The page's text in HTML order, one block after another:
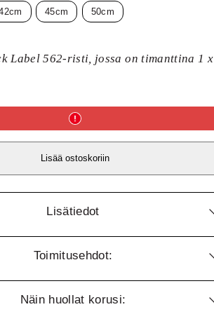
45cm 50cm
Label 562-risti, jossa on timanttina 1 x
Lisää ostoskoriin
Lisätiedot
Toimitusehdot:
Näin huollat korusi: